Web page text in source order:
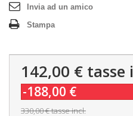
Invia ad un amico
Stampa
142,00 € tasse
-188,00 €
330,00 €tasse incl.